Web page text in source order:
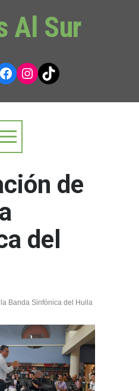
Al Sur
Facebook
Instagram
TikTok
de
del
Banda Sinfónica del Huila